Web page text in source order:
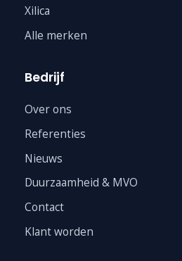
Xilica
Alle merken
Bedrijf
Over ons
Referenties
Nieuws
Duurzaamheid & MVO
Contact
Klant worden